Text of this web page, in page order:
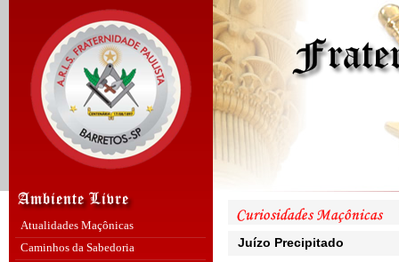
Atualidades Maçônicas
Caminhos da Sabedoria
Juízo Precipitado